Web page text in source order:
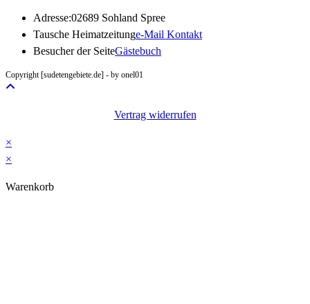
Adresse:02689 Sohland Spree
Tausche Heimatzeitunge-Mail KontaktOpens
Besucher der SeiteGästebuch
Copyright [sudetengebiete.de] - by onel01
Vertrag widerrufen
×
×
Warenkorb